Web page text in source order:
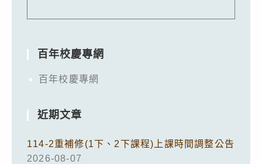
百年校慶專網
百年校慶專網
近期文章
114-2重補修(1下、2下課程)上課時間調整公告
2026-08-07